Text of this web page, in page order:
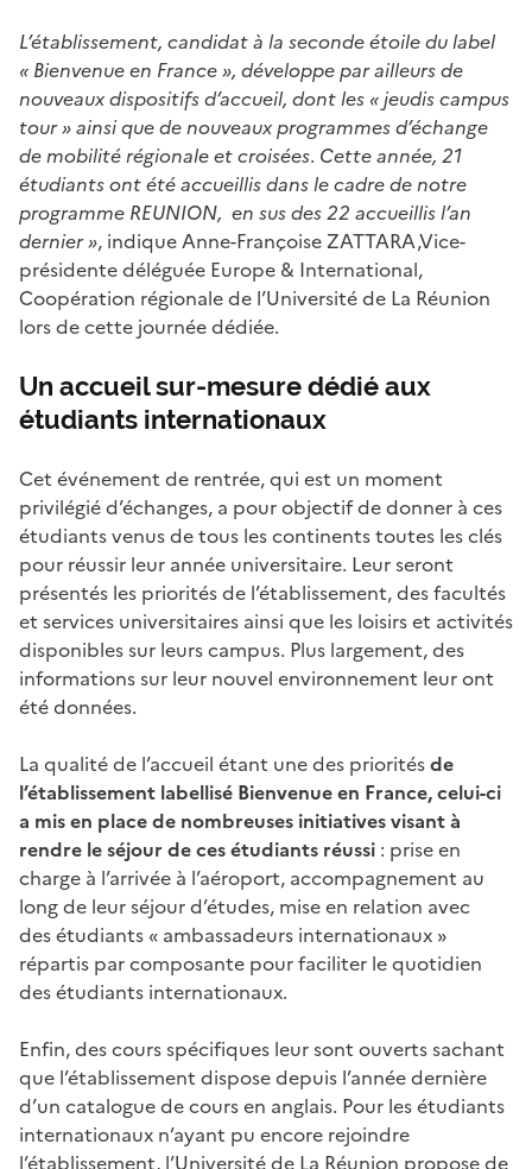
L’établissement, candidat à la seconde étoile du label
« Bienvenue en France », développe par ailleurs de
nouveaux dispositifs d’accueil, dont les « jeudis campus
tour » ainsi que de nouveaux programmes d’échange
de mobilité régionale et croisées. Cette année, 21
étudiants ont été accueillis dans le cadre de notre
programme REUNION, en sus des 22 accueillis l’an
dernier », indique Anne-Françoise ZATTARA,Vice-
présidente déléguée Europe & International,
Coopération régionale de l’Université de La Réunion
lors de cette journée dédiée.
Un accueil sur-mesure dédié aux
étudiants internationaux
Cet événement de rentrée, qui est un moment
privilégié d’échanges, a pour objectif de donner à ces
étudiants venus de tous les continents toutes les clés
pour réussir leur année universitaire. Leur seront
présentés les priorités de l’établissement, des facultés
et services universitaires ainsi que les loisirs et activités
disponibles sur leurs campus. Plus largement, des
informations sur leur nouvel environnement leur ont
été données.
La qualité de l’accueil étant une des prioritésde
l’établissement labellisé Bienvenue en France, celui-ci
a mis en place de nombreuses initiatives visant à
rendre le séjour de ces étudiants réussi : prise en
charge à l’arrivée à l’aéroport, accompagnement au
long de leur séjour d’études, mise en relation avec
des étudiants « ambassadeurs internationaux »
répartis par composante pour faciliter le quotidien
des étudiants internationaux.
Enfin, des cours spécifiques leur sont ouverts sachant
que l’établissement dispose depuis l’année dernière
d’un catalogue de cours en anglais. Pour les étudiants
internationaux n’ayant pu encore rejoindre
l’établissement, l’Université de La Réunion propose de